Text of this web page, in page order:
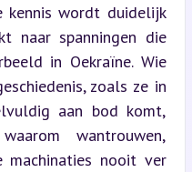
kennis wordt duidelijk
naar spanningen die
in Oekraïne. Wie
zoals ze in
aan bod komt,
wantrouwen,
machinaties nooit ver